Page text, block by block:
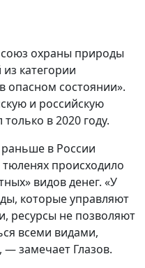
охраны природы
категории
опасном состоянии».
и российскую
в 2020 году.
в России
происходило
видов денег. «У
которые управляют
ресурсы не позволяют
всеми видами,
замечает Глазов.